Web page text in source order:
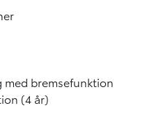
med bremsefunktion
(4 år)